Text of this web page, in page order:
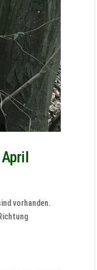
vorhanden.